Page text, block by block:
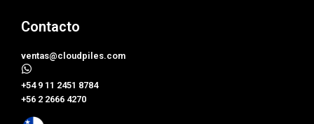
Contacto
ventas@cloudpiles.com
​+54 9 11 2451 8784
+56 2 2666 4270